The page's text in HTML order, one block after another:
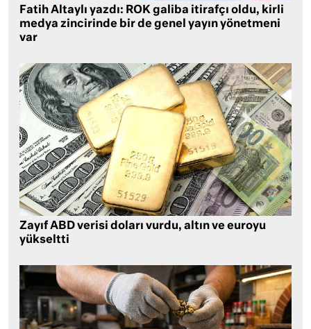
Fatih Altaylı yazdı: ROK galiba itirafçı oldu, kirli
medya zincirinde bir de genel yayın yönetmeni
var
Zayıf ABD verisi doları vurdu, altın ve euroyu
yükseltti